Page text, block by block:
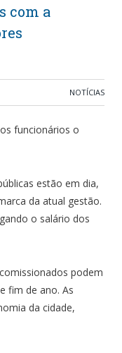
com a
NOTÍCIAS
funcionários o
estão em dia,
da atual gestão.
o salário dos
podem
fim de ano. As
da cidade,